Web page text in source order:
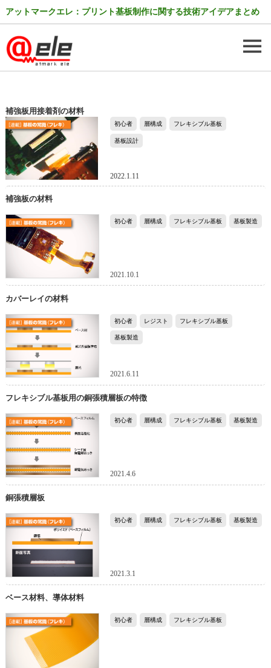
アットマークエレ：プリント基板制作に関する技術アイデアまとめ
補強板用接着剤の材料
2022.1.11
初心者 層構成 フレキシブル基板
基板設計
補強板の材料
初心者 層構成 フレキシブル基板 基板製造
2021.10.1
カバーレイの材料
初心者 レジスト フレキシブル基板
基板製造
2021.6.11
フレキシブル基板用の銅張積層板の特徴
初心者 層構成 フレキシブル基板 基板製造
2021.4.6
銅張積層板
初心者 層構成 フレキシブル基板 基板製造
2021.3.1
ベース材料、導体材料
初心者 層構成 フレキシブル基板